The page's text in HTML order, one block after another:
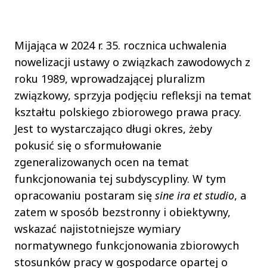
Mijająca w 2024 r. 35. rocznica uchwalenia
nowelizacji ustawy o związkach zawodowych z
roku 1989, wprowadzającej pluralizm
związkowy, sprzyja podjęciu refleksji na temat
kształtu polskiego zbiorowego prawa pracy.
Jest to wystarczająco długi okres, żeby
pokusić się o sformułowanie
zgeneralizowanych ocen na temat
funkcjonowania tej subdyscypliny. W tym
opracowaniu postaram się sine ira et studio, a
zatem w sposób bezstronny i obiektywny,
wskazać najistotniejsze wymiary
normatywnego funkcjonowania zbiorowych
stosunków pracy w gospodarce opartej o